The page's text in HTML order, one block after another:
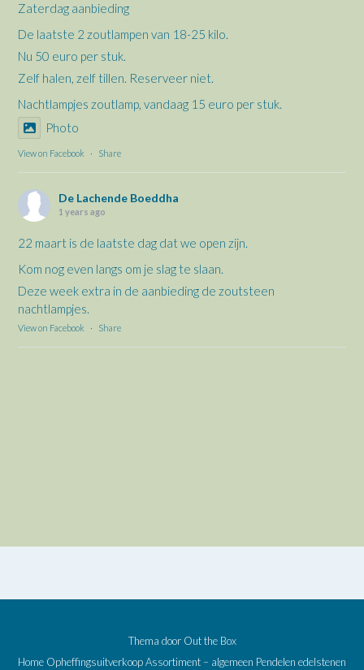
Zaterdag aanbieding
De laatste 2 zoutlampen van 18-25 kilo.
Nu 50 euro per stuk.
Zelf halen, zelf tillen. Reserveer niet.
Nachtlampjes zoutlamp, vandaag 15 euro per stuk.
Photo
View on Facebook · Share
De Lachende Boeddha
1 years ago
22 maart is de laatste dag dat we open zijn.
Kom nog even langs om je slag te slaan.
Deze week extra in de aanbieding de zoutsteen
nachtlampjes.
View on Facebook · Share
Thema door Out the Box
Home OpheffingsuitverkoopAssortiment – algemeen Pendelen edelstenen